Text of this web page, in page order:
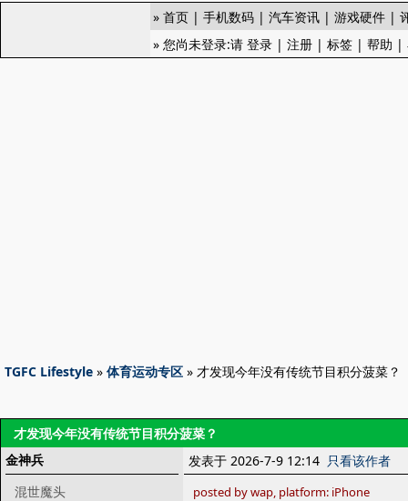
» 首页 | 手机数码 | 汽车资讯 | 游戏硬件 |
» 您尚未登录:请 登录 | 注册 | 标签 | 帮助 |
TGFC Lifestyle » 体育运动专区 » 才发现今年没有传统节目积分菠菜？
才发现今年没有传统节目积分菠菜？
金神兵
混世魔头
发表于 2026-7-9 12:14 只看该作者
posted by wap, platform: iPhone